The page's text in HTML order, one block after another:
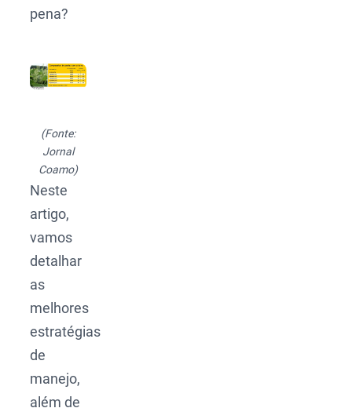
pena?
(Fonte:
Jornal
Coamo)
Neste
artigo,
vamos
detalhar
as
melhores
estratégias
de
manejo,
além de